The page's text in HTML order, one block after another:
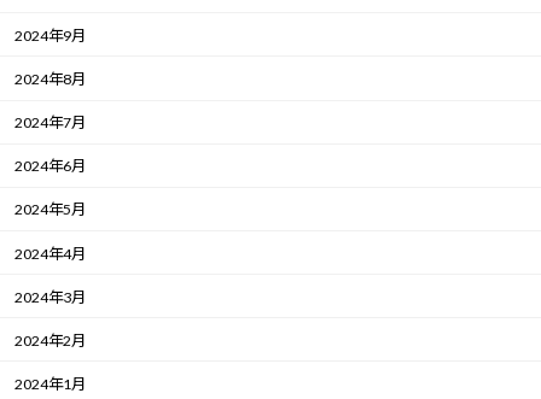
2024年9月
2024年8月
2024年7月
2024年6月
2024年5月
2024年4月
2024年3月
2024年2月
2024年1月